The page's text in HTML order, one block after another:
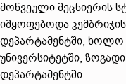
მოწვეული მეცნიერის
იმყოფებოდა
დეპარტამენტში, ხოლო
უნივერსიტეტში,
დეპარტამენტში.